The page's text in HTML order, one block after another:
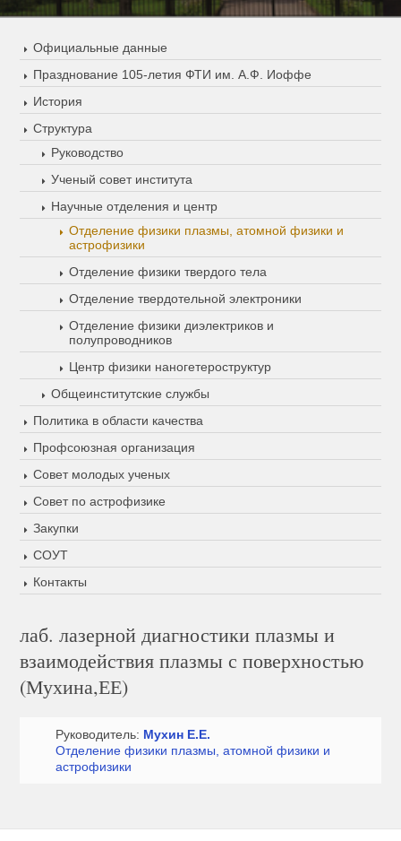
Официальные данные
Празднование 105-летия ФТИ им. А.Ф. Иоффе
История
Структура
Руководство
Ученый совет института
Научные отделения и центр
Отделение физики плазмы, атомной физики и
астрофизики
Отделение физики твердого тела
Отделение твердотельной электроники
Отделение физики диэлектриков и
полупроводников
Центр физики наногетероструктур
Общеинститутские службы
Политика в области качества
Профсоюзная организация
Совет молодых ученых
Совет по астрофизике
Закупки
СОУТ
Контакты
лаб. лазерной диагностики плазмы и
взаимодействия плазмы с поверхностью
(Мухина,ЕЕ)
Руководитель: Мухин Е.Е.
Отделение физики плазмы, атомной физики и
астрофизики